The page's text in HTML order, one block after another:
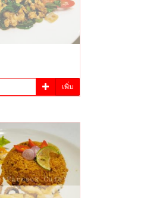
เพิ่ม